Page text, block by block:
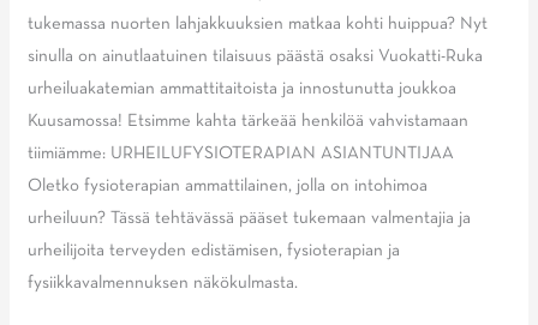
tukemassa nuorten lahjakkuuksien matkaa kohti huippua? Nyt
sinulla on ainutlaatuinen tilaisuus päästä osaksi Vuokatti-Ruka
urheiluakatemian ammattitaitoista ja innostunutta joukkoa
Kuusamossa! Etsimme kahta tärkeää henkilöä vahvistamaan
tiimiämme: URHEILUFYSIOTERAPIAN ASIANTUNTIJAA
Oletko fysioterapian ammattilainen, jolla on intohimoa
urheiluun? Tässä tehtävässä pääset tukemaan valmentajia ja
urheilijoita terveyden edistämisen, fysioterapian ja
fysiikkavalmennuksen näkökulmasta.